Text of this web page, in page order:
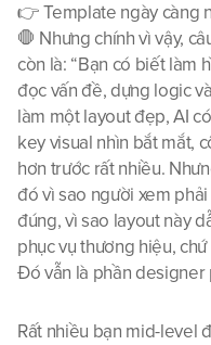
👉 Template ngày càng
🛑 Nhưng chính vì vậy,
còn là: “Bạn có biết làm
đọc vấn đề, dựng logic
làm một layout đẹp, AI
key visual nhìn bắt mắt,
hơn trước rất nhiều.
đó vì sao người xem
đúng, vì sao layout này
phục vụ thương hiệu,
Đó vẫn là phần designer
Rất nhiều bạn mid-level